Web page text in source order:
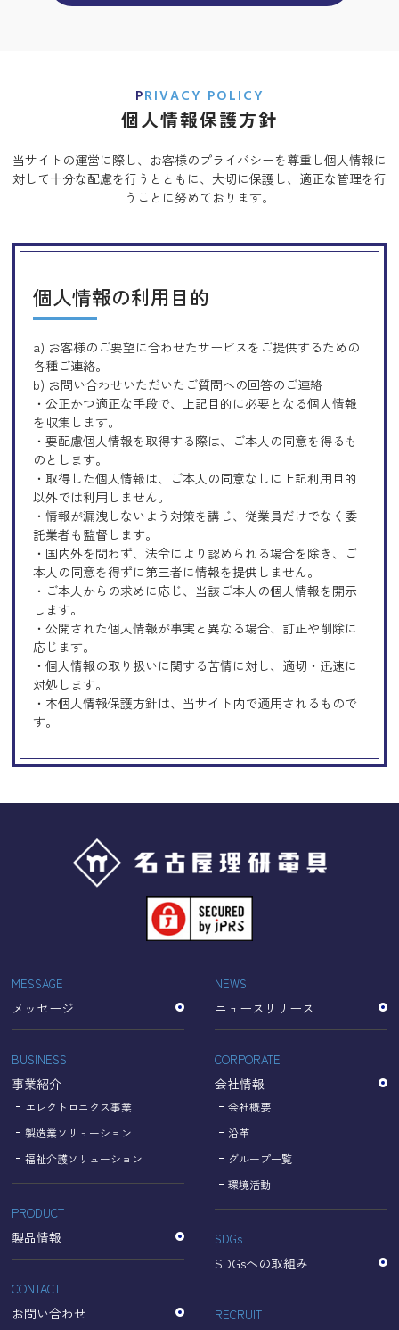
PRIVACY POLICY
個人情報保護方針
当サイトの運営に際し、お客様のプライバシーを尊重し個人情報に
対して十分な配慮を行うとともに、 大切に保護し、適正な管理を行
うことに努めております。
個人情報の利用目的
a) お客様のご要望に合わせたサービスをご提供するための
各種ご連絡。
b) お問い合わせいただいたご質問への回答のご連絡
・公正かつ適正な手段で、上記目的に必要となる個人情報
を収集します。
・要配慮個人情報を取得する際は、ご本人の同意を得るも
のとします。
・取得した個人情報は、ご本人の同意なしに上記利用目的
以外では利用しません。
・情報が漏洩しないよう対策を講じ、従業員だけでなく委
託業者も監督します。
・国内外を問わず、法令により認められる場合を除き、ご
本人の同意を得ずに第三者に情報を提供しません。
・ご本人からの求めに応じ、当該ご本人の個人情報を開示
します。
・公開された個人情報が事実と異なる場合、訂正や削除に
応じます。
・個人情報の取り扱いに関する苦情に対し、適切・迅速に
対処します。
・本個人情報保護方針は、当サイト内で適用されるもので
す。
Googleアナリティクスの使用につい
当サイトでは、より良いサービスの提供、またユーザビリ
ティの向上のため、Googleアナリティクスを使用し、当サ
イトの利用状況などのデータ収集及び解析を行っておりま
す。その際、「Cookie」を通じて、Googleがお客様のIPア
ドレスなどの情報を収集する場合がありますが、
「Cookie」で収集される情報は個人を特定できるものでは
収集されたデータはGoogleのプライバシーポリシーにおい
て管理されます。
なお、当サイトのご利用をもって、上述の方法・目的にお
いてGoogle及び当サイトが行うデータ処理に関し、お客様
【Googleのプライバシーポリシー】
https://policies.google.com/privacy?hl=ja
https://policies.google.com/technologies/partner-sites?
hl=ja
個人情報に関するお問い合わせ窓口
名古屋理研電具株式会社
TEL：052-833-1248
MESSAGE
メッセージ
BUSINESS
事業紹介
エレクトロニクス事業
製造業ソリューション
福祉介護ソリューション
PRODUCT
製品情報
CONTACT
お問い合わせ
NEWS
ニュースリリース
CORPORATE
会社情報
会社概要
沿革
グループ一覧
環境活動
SDGs
SDGsへの取組み
RECRUIT